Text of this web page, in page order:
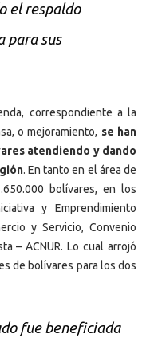
el respaldo
para sus
correspondiente a la
o mejoramiento, se han
atendiendo y dando
. En tanto en el área de
bolívares, en los
y Emprendimiento
y Servicio, Convenio
– ACNUR. Lo cual arrojó
de bolívares para los dos
fue beneficiada